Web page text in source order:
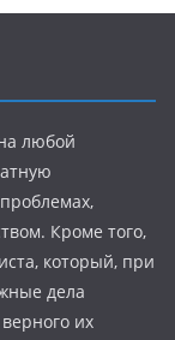
любой
Кроме того,
который, при
дела
их